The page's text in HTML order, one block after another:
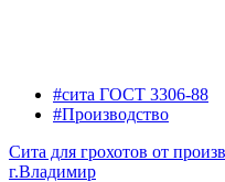
#сита ГОСТ 3306-88
#Производство
Сита для грохотов от
г.Владимир